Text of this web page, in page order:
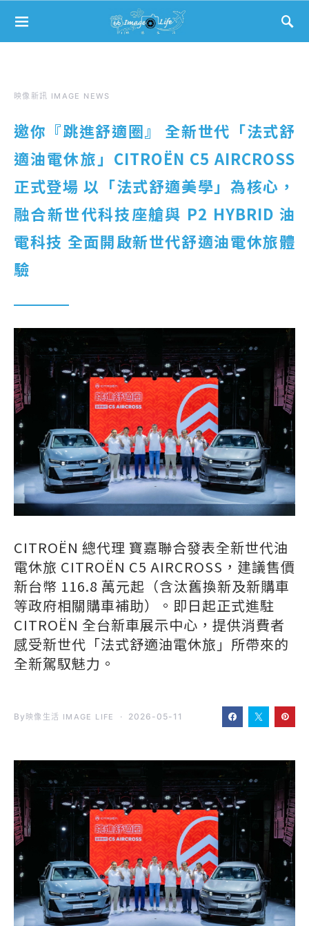
Search for:
映像新訊 IMAGE NEWS
邀你『跳進舒適圈』 全新世代「法式舒
適油電休旅」CITROËN C5 AIRCROSS
正式登場 以「法式舒適美學」為核心，
融合新世代科技座艙與 P2 HYBRID 油
電科技 全面開啟新世代舒適油電休旅體
驗
CITROËN 總代理 寶嘉聯合發表全新世代油
電休旅 CITROËN C5 AIRCROSS，建議售價
新台幣 116.8 萬元起（含汰舊換新及新購車
等政府相關購車補助）。即日起正式進駐
CITROËN 全台新車展示中心，提供消費者
感受新世代「法式舒適油電休旅」所帶來的
全新駕馭魅力。
By 映像生活 IMAGE LIFE 2026-05-11